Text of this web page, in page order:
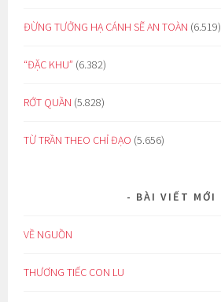
ĐỪNG TƯỞNG HẠ CÁNH SẼ AN TOÀN (6.519)
“ĐẶC KHU” (6.382)
RỚT QUẦN (5.828)
TỪ TRẦN THEO CHỈ ĐẠO (5.656)
BÀI VIẾT MỚI
VỀ NGUỒN
THƯƠNG TIẾC CON LU